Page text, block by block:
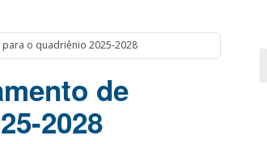
o quadriênio 2025-2028
de
2028